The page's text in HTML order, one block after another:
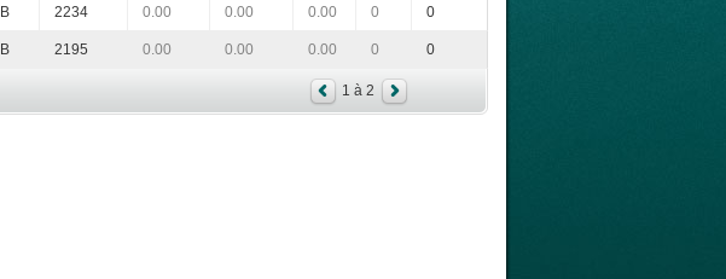
2234 0.00 0.00 0.00 0 0
2195 0.00 0.00 0.00 0 0
1 à 2